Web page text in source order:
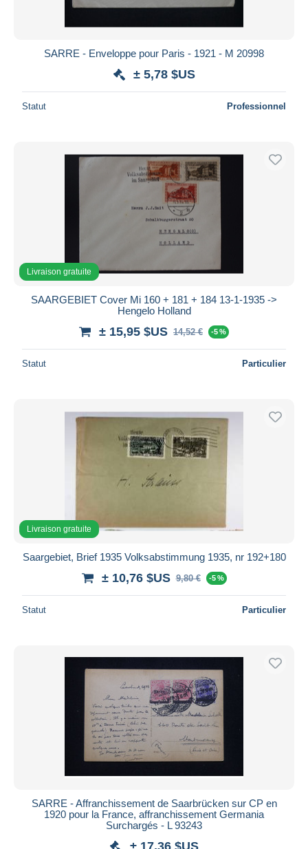
SARRE - Enveloppe pour Paris - 1921 - M 20998
± 5,78 $US
Statut Professionnel
Livraison gratuite
SAARGEBIET Cover Mi 160 + 181 + 184 13-1-1935 ->
Hengelo Holland
± 15,95 $US 14,52 € -5 %
Statut Particulier
Livraison gratuite
Saargebiet, Brief 1935 Volksabstimmung 1935, nr 192+180
± 10,76 $US 9,80 € -5 %
Statut Particulier
SARRE - Affranchissement de Saarbrücken sur CP en
1920 pour la France, affranchissement Germania
Surchargés - L 93243
± 17,36 $US